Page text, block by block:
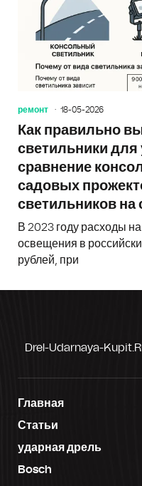
ремонт 18-05-2026
Как правильно
светильники
сравнение
садовых
светильников на
В 2023 году расходы
освещения в
рублей, при
Drel-Udarnaya-
Главная
Статьи
ударная дрель
Bosch